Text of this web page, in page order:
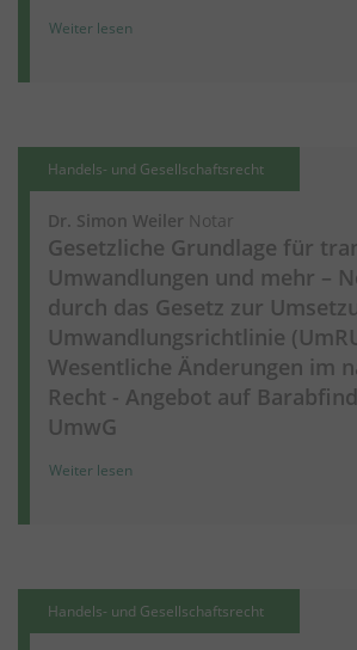
Weiter lesen
Handels- und Gesellschaftsrecht
Dr. Simon Weiler Notar
Gesetzliche Grundlage für
Umwandlungen und mehr –
durch das Gesetz zur
Umwandlungsrichtlinie
Wesentliche Änderungen im
Recht - Angebot auf
UmwG
Weiter lesen
Handels- und Gesellschaftsrecht